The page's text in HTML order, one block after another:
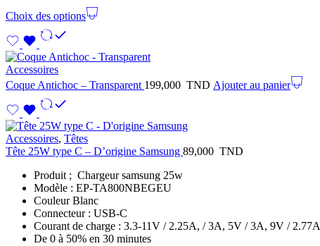
Choix des options
Accessoires
Coque Antichoc – Transparent 199,000 TND Ajouter au panier
Accessoires, Têtes
Tête 25W type C – D’origine Samsung 89,000 TND
Produit ; Chargeur samsung 25w
Modèle : EP-TA800NBEGEU
Couleur Blanc
Connecteur : USB-C
Courant de charge : 3.3-11V / 2.25A, / 3A, 5V / 3A, 9V / 2.77A
De 0 à 50% en 30 minutes